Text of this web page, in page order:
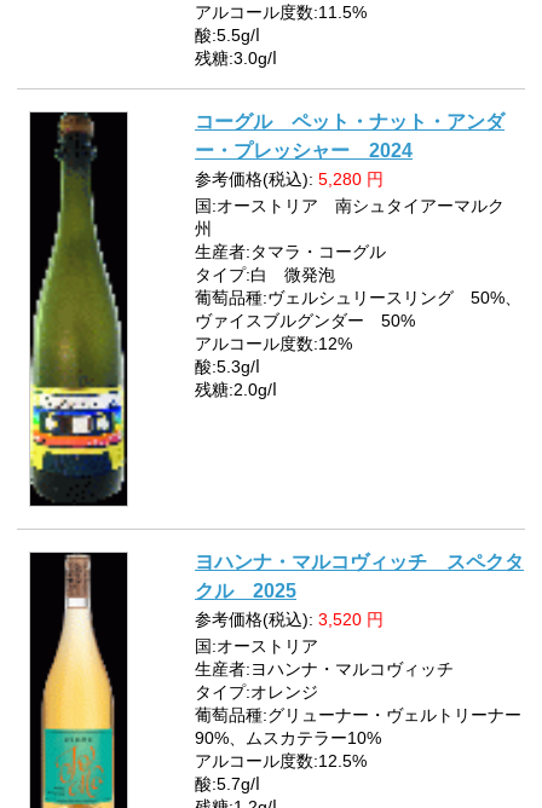
アルコール度数:11.5%
酸:5.5g/ⅼ
残糖:3.0g/ⅼ
コーグル ペット・ナット・アンダ
ー・プレッシャー 2024
参考価格(税込): 5,280 円
国:オーストリア 南シュタイアーマルク
州
生産者:タマラ・コーグル
タイプ:白 微発泡
葡萄品種:ヴェルシュリースリング 50%、
ヴァイスブルグンダー 50%
アルコール度数:12%
酸:5.3g/ⅼ
残糖:2.0g/ⅼ
ヨハンナ・マルコヴィッチ スペクタ
クル 2025
参考価格(税込): 3,520 円
国:オーストリア
生産者:ヨハンナ・マルコヴィッチ
タイプ:オレンジ
葡萄品種:グリューナー・ヴェルトリーナー
90%、ムスカテラー10%
アルコール度数:12.5%
酸:5.7g/ⅼ